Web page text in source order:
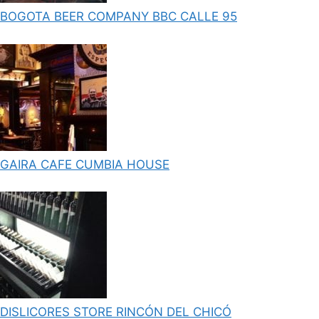
BOGOTA BEER COMPANY BBC CALLE 95
GAIRA CAFE CUMBIA HOUSE
DISLICORES STORE RINCÓN DEL CHICÓ